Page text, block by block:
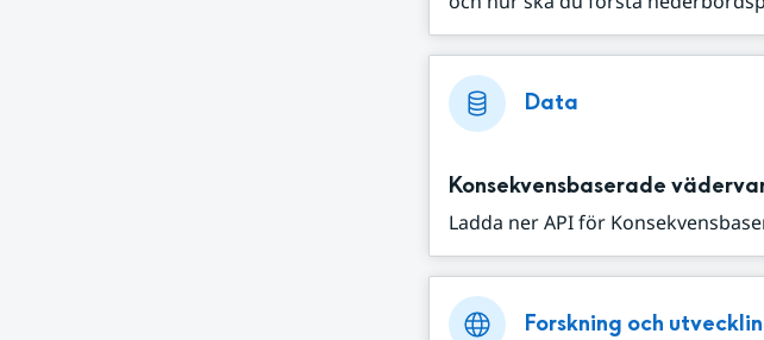
Data
Konsekvensbaserade
Ladda ner API för
Forskning och